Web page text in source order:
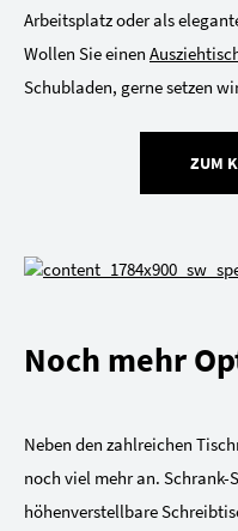
Arbeitsplatz oder als
Wollen Sie einen
Schubladen, gerne setzen
ZUM
Noch mehr
Neben den zahlreichen
noch viel mehr an.
höhenverstellbare